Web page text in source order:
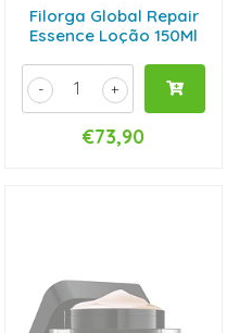
Filorga Global Repair
Essence Loção 150Ml
+
-
€73,90